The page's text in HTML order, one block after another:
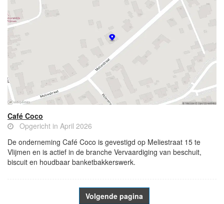
Café Coco
Opgericht in April 2026
De onderneming Café Coco is gevestigd op Meliestraat 15 te
Vlijmen en is actief in de branche Vervaardiging van beschuit,
biscuit en houdbaar banketbakkerswerk.
Volgende pagina